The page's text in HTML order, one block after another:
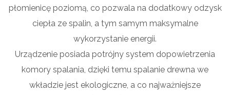
płomienicę poziomą, co pozwala na dodatkowy odzysk
ciepła ze spalin, a tym samym maksymalne
wykorzystanie energii.
Urządzenie posiada potrójny system dopowietrzenia
komory spalania, dzięki temu spalanie drewna we
wkładzie jest ekologiczne, a co najważniejsze